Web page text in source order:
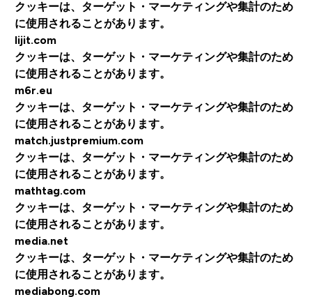
クッキーは、ターゲット・マーケティングや集計のため
に使用されることがあります。
lijit.com
クッキーは、ターゲット・マーケティングや集計のため
に使用されることがあります。
m6r.eu
クッキーは、ターゲット・マーケティングや集計のため
に使用されることがあります。
match.justpremium.com
クッキーは、ターゲット・マーケティングや集計のため
に使用されることがあります。
mathtag.com
クッキーは、ターゲット・マーケティングや集計のため
に使用されることがあります。
media.net
クッキーは、ターゲット・マーケティングや集計のため
に使用されることがあります。
mediabong.com